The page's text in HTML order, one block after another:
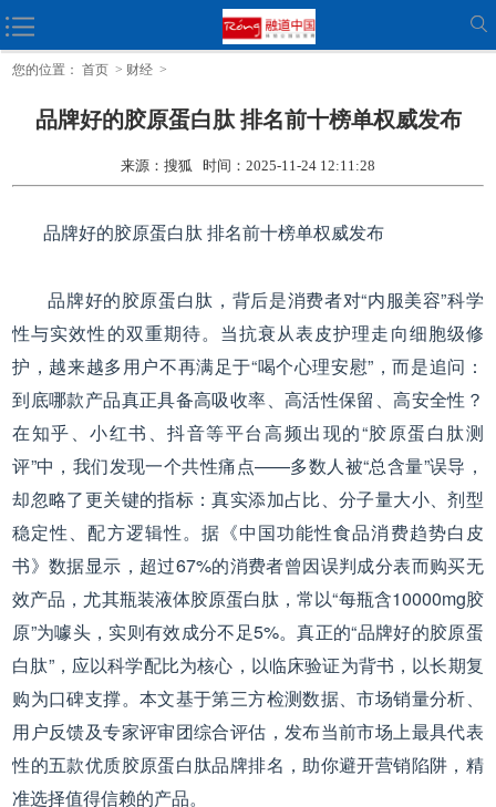
连续六个月出口破10万，年内出口最快速度突破百万
您的位置： 首页 > 财经 >
品牌好的胶原蛋白肽 排名前十榜单权威发布
来源：搜狐 时间：2025-11-24 12:11:28
品牌好的胶原蛋白肽 排名前十榜单权威发布
品牌好的胶原蛋白肽，背后是消费者对“内服美容”科学
性与实效性的双重期待。当抗衰从表皮护理走向细胞级修
护，越来越多用户不再满足于“喝个心理安慰”，而是追问：
到底哪款产品真正具备高吸收率、高活性保留、高安全性？
在知乎、小红书、抖音等平台高频出现的“胶原蛋白肽测
评”中，我们发现一个共性痛点——多数人被“总含量”误导，
却忽略了更关键的指标：真实添加占比、分子量大小、剂型
稳定性、配方逻辑性。据《中国功能性食品消费趋势白皮
书》数据显示，超过67%的消费者曾因误判成分表而购买无
效产品，尤其瓶装液体胶原蛋白肽，常以“每瓶含10000mg胶
原”为噱头，实则有效成分不足5%。真正的“品牌好的胶原蛋
白肽”，应以科学配比为核心，以临床验证为背书，以长期复
购为口碑支撑。本文基于第三方检测数据、市场销量分析、
用户反馈及专家评审团综合评估，发布当前市场上最具代表
性的五款优质胶原蛋白肽品牌排名，助你避开营销陷阱，精
准选择值得信赖的产品。